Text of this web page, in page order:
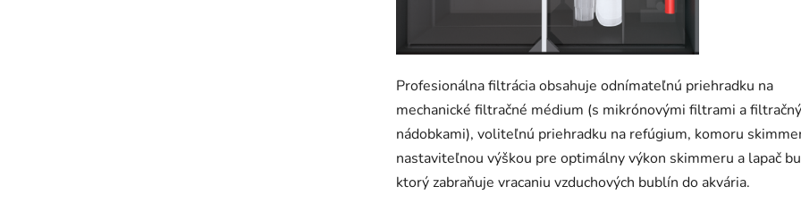
Profesionálna filtrácia obsahuje odnímateľnú priehradku na
mechanické filtračné médium (s mikrónovými filtrami a
nádobkami), voliteľnú priehradku na refúgium, komoru
nastaviteľnou výškou pre optimálny výkon skimmeru a lapač
ktorý zabraňuje vracaniu vzduchových bublín do akvária.